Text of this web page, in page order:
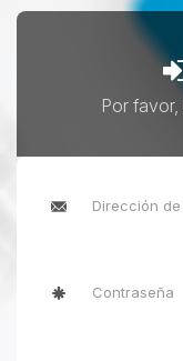
Por favor,